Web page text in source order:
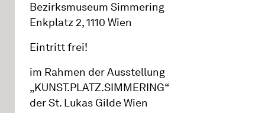
Bezirksmuseum Simmering
Enkplatz 2, 1110 Wien
Eintritt frei!
im Rahmen der Ausstellung
„KUNST.PLATZ.SIMMERING“
der St. Lukas Gilde Wien